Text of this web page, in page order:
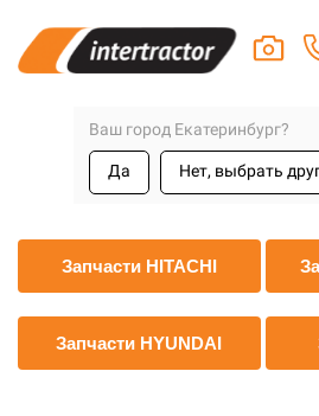
Ваш город Екатеринбург?
Да Нет, выбрать
Запчасти HITACHI
Запчасти HYUNDAI